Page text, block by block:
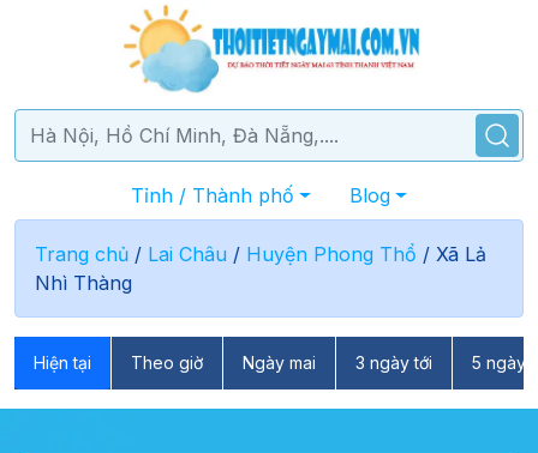
Tỉnh / Thành phố Blog
Trang chủ / Lai Châu / Huyện Phong Thổ / Xã Lả
Nhì Thàng
Hiện tại Theo giờ Ngày mai 3 ngày tới 5 ngày